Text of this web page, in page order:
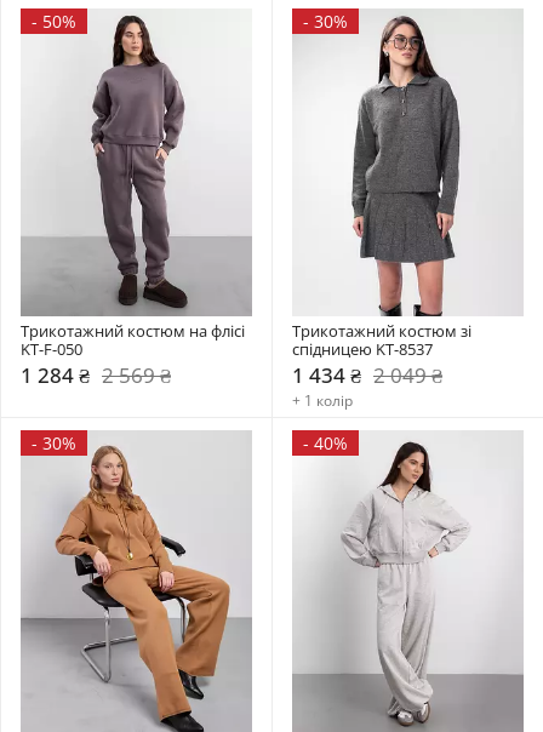
- 50%
Трикотажний костюм на флісі
KT-F-050
1 284 ₴ 2 569 ₴
- 30%
Трикотажний костюм зі
спідницею KT-8537
1 434 ₴ 2 049 ₴
+ 1 колір
- 30% - 40%